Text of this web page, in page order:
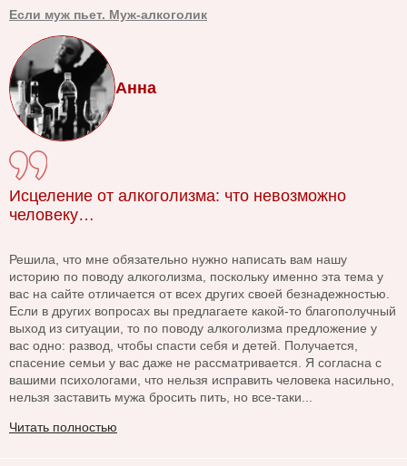
Если муж пьет. Муж-алкоголик
Анна
Исцеление от алкоголизма: что невозможно
человеку…
Решила, что мне обязательно нужно написать вам нашу
историю по поводу алкоголизма, поскольку именно эта тема у
вас на сайте отличается от всех других своей безнадежностью.
Если в других вопросах вы предлагаете какой-то благополучный
выход из ситуации, то по поводу алкоголизма предложение у
вас одно: развод, чтобы спасти себя и детей. Получается,
спасение семьи у вас даже не рассматривается. Я согласна с
вашими психологами, что нельзя исправить человека насильно,
нельзя заставить мужа бросить пить, но все-таки...
Читать полностью